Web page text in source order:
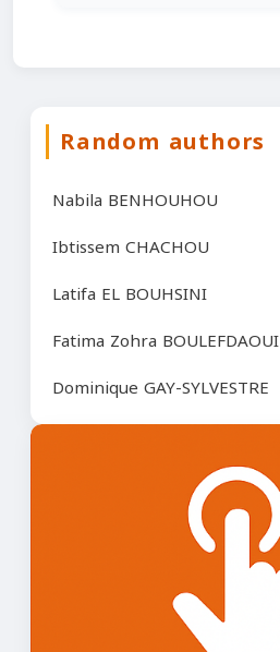
Random authors
Nabila BENHOUHOU
Ibtissem CHACHOU
Latifa EL BOUHSINI
Fatima Zohra BOULEFDAOUI
Dominique GAY-SYLVESTRE